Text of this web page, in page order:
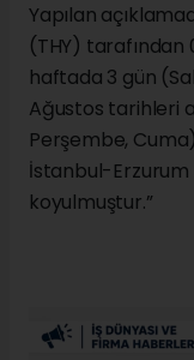
Yapılan
(THY)
haftada 3 gün
Ağustos tarihleri
Perşembe,
İstanbul-Erzurum
koyulmuştur.”